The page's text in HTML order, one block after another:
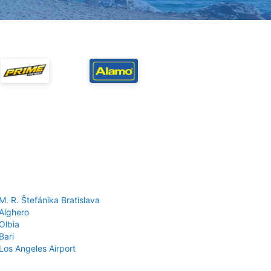
R. Štefánika Bratislava
Angeles Airport